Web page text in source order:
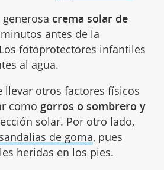
crema solar de
antes de la
fotoprotectores infantiles
al agua.
llevar otros factores físicos
como gorros o sombrero y
solar. Por otro lado,
de goma, pues
heridas en los pies.